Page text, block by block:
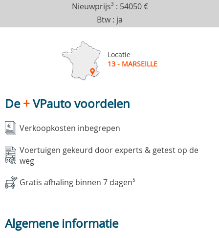
Nieuwprijs3 : 54050 €
Btw : ja
Locatie
13 - MARSEILLE
De+VPauto voordelen
Verkoopkosten inbegrepen
Voertuigen gekeurd door experts & getest op de
weg
Gratis afhaling binnen 7 dagen5
Algemene informatie